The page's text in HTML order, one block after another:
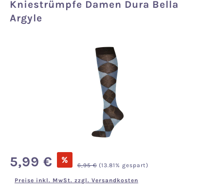
Kniestrümpfe Damen Dura Bella
Argyle
Bildergalerie überspringen
Verkaufspreis:
5,99 € % Regulärer Preis:
6,95 € (13.81% gespart)
Preise inkl. MwSt. zzgl. Versandkosten